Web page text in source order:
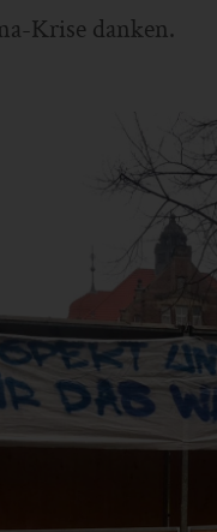
Krise danken.